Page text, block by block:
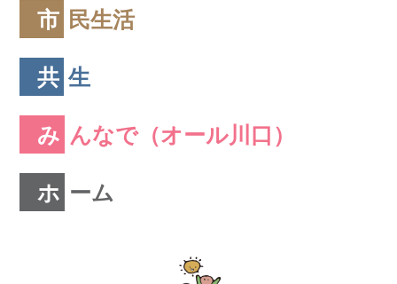
市民生活
共生
みんなで（オール川口）
ホーム